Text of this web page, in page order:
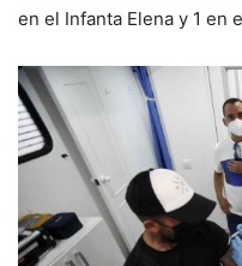
en el Infanta Elena y 1 en